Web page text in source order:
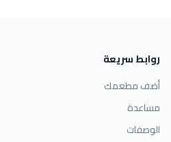
روابط سريعة
أضف مطعمك
مساعدة
الوصفات